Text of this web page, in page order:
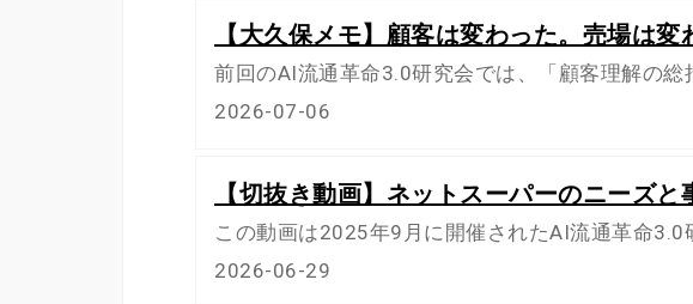
【大久保メモ】顧客は変わった。売場は変
前回のAI流通革命3.0研究会では、「顧客理解の
2026-07-06
【切抜き動画】ネットスーパーのニーズと
この動画は2025年9月に開催されたAI流通革命3.0
2026-06-29